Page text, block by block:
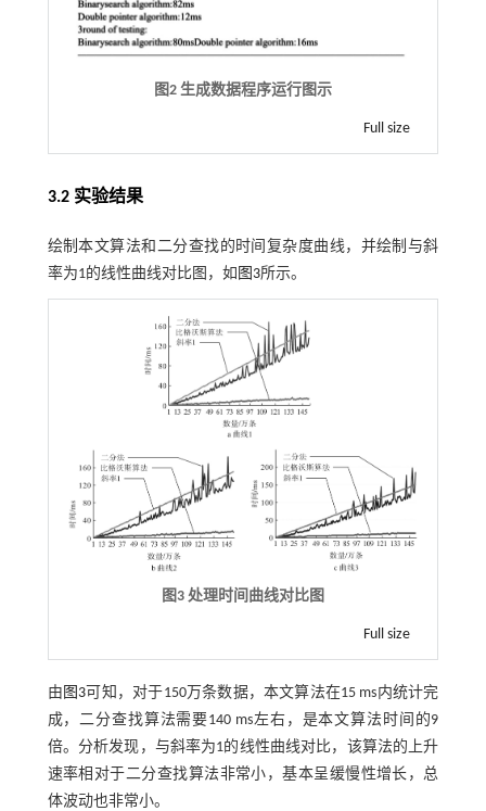
图2 生成数据程序运行图示
Full size
3.2 实验结果
绘制本文算法和二分查找的时间复杂度曲线，并绘制与斜
率为1的线性曲线对比图，如 图3所示。
图3 处理时间曲线对比图
Full size
由 图3可知，对于150万条数据，本文算法在15 ms内统计完
成，二分查找算法需要140 ms左右，是本文算法时间的9
倍。分析发现，与斜率为1的线性曲线对比，该算法的上升
速率相对于二分查找算法非常小，基本呈缓慢性增长，总
体波动也非常小。